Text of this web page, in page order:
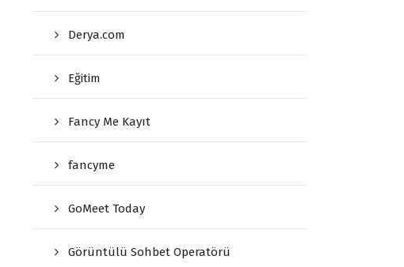
Derya.com
Eğitim
Fancy Me Kayıt
fancyme
GoMeet Today
Görüntülü Sohbet Operatörü